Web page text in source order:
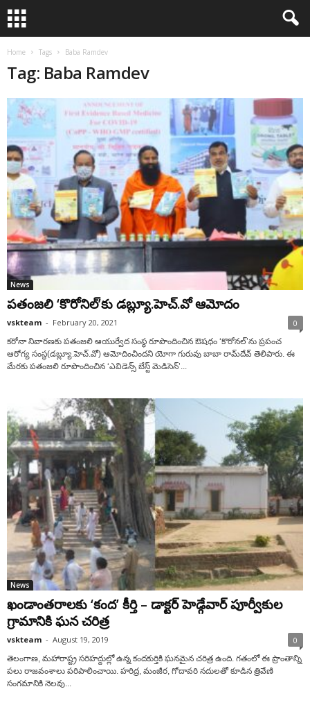
Home Tags Baba Ramdev
Tag: Baba Ramdev
News
పతంజలి ‘కొరోనిల్‌’కు డ‌బ్ల్యూ.హెచ్.‌వో ఆమోదం
vskteam - February 20, 2021 0
క‌రోనా నివార‌ణ‌కు పతంజలి ఆయుర్వేద సంస్థ రూపొందించిన ఔషధం ‘కొరోనల్’ను ప్ర‌పంచ
ఆరోగ్య సంస్థ(డ‌బ్ల్యూ.హెచ్.‌వో) ఆమోదించింద‌ని యోగా గురువు బాబా రామ్‌దేవ్ తెలిపారు. ఈ
మేర‌కు పతంజలి రూపొందించిన ‘ఎవిడెన్స్ బేస్ట్ మెడిసెన్’...
News
ఖండాంతరాలకు ‘కంద’ కీర్తి – డాక్టర్ హెడ్గేవార్ పూర్వీకుల
గ్రామానికి ఘన చరిత్ర
vskteam - August 19, 2019 0
తెలంగాణ, మహారాష్ట్ర సరిహద్దుల్లో ఉన్న కందకుర్తికి ఘనమైన చరిత్ర ఉంది. గతంలో ఈ ప్రాంతాన్ని
పలు రాజవంశాలు పరిపాలించాయి. హరిద్ర, మంజీర, గోదావరి నదులతో కూడిన త్రివేణి
సంగమానికి నెలవు...